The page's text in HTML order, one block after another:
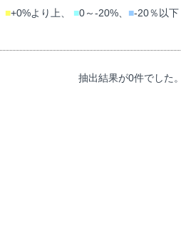
■+0%より上、 ■0～-20%、 ■-20％以下
抽出結果が0件でした。